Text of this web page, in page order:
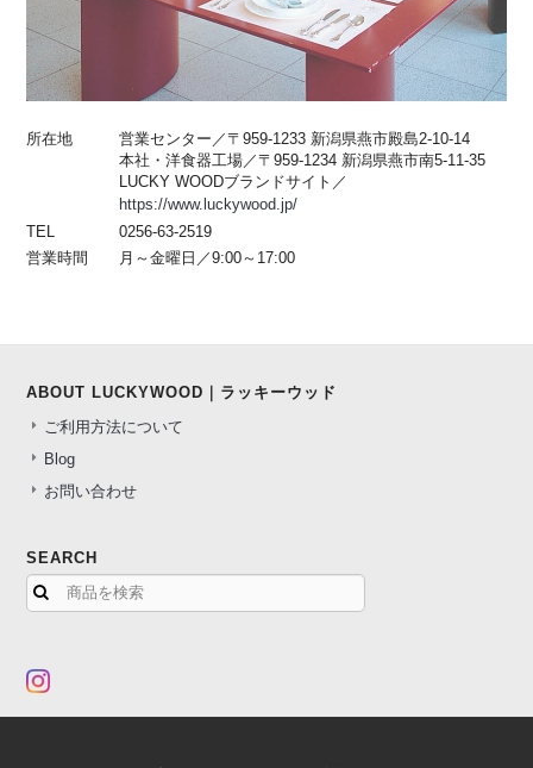
所在地
営業センター／〒959-1233 新潟県燕市殿島2-10-14
本社・洋食器工場／〒959-1234 新潟県燕市南5-11-35
LUCKY WOODブランドサイト／
https://www.luckywood.jp/
TEL
0256-63-2519
営業時間
月～金曜日／9:00～17:00
ABOUT LUCKYWOOD｜ラッキーウッド
ご利用方法について
Blog
お問い合わせ
SEARCH